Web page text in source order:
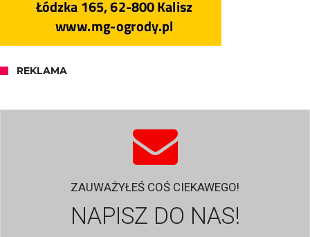
REKLAMA
ZAUWAŻYŁEŚ COŚ CIEKAWEGO!
NAPISZ DO NAS!